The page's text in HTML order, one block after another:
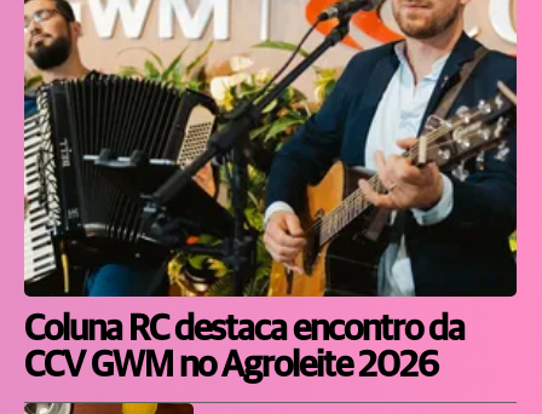
Coluna RC destaca encontro da
CCV GWM no Agroleite 2026